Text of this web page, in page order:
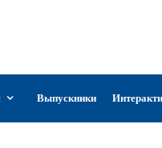
Выпускники